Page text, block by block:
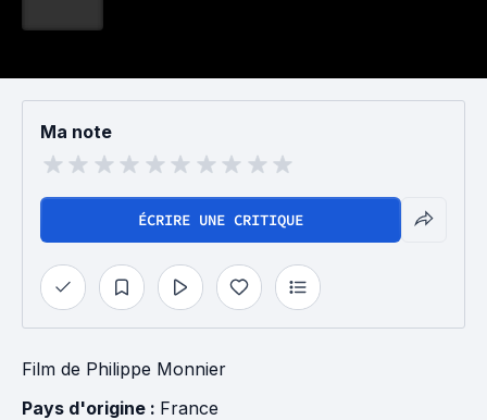
Ma note
ÉCRIRE UNE CRITIQUE
Film de Philippe Monnier
Pays d'origine : France